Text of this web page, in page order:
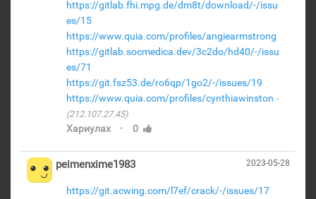
https://gitlab.fhi.mpg.de/dm8t/download/-/issu
es/15
https://www.quia.com/profiles/angiearmstrong
https://gitlab.socmedica.dev/3c2do/hd40/-/issu
es/71
https://git.fsz53.de/ro6qp/1go2/-/issues/19
https://www.quia.com/profiles/cynthiawinston
(212.107.27.45)
Хариулах · 0
2023-05-28
peimenxime1983
https://git.acwing.com/l7ef/crack/-/issues/17